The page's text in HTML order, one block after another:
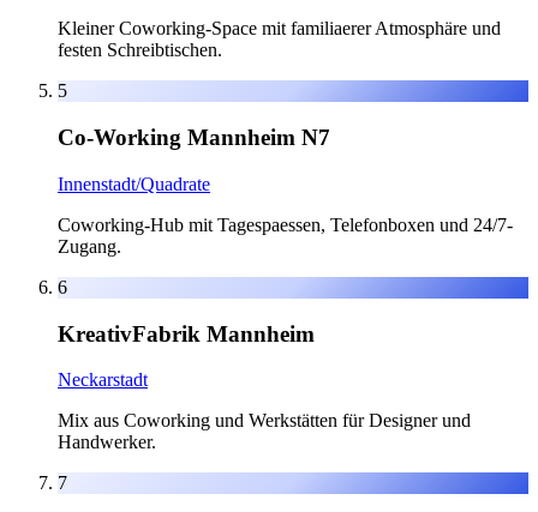
Kleiner Coworking-Space mit familiaerer Atmosphäre und
festen Schreibtischen.
5
Co-Working Mannheim N7
Innenstadt/Quadrate
Coworking-Hub mit Tagespaessen, Telefonboxen und 24/7-
Zugang.
6
KreativFabrik Mannheim
Neckarstadt
Mix aus Coworking und Werkstätten für Designer und
Handwerker.
7